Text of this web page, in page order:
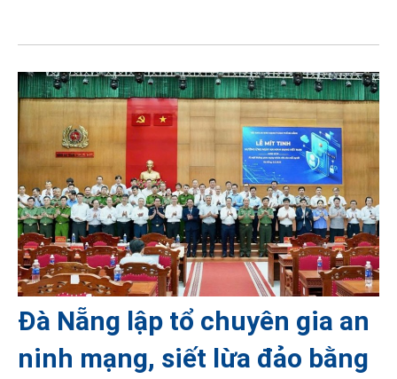
Đà Nẵng lập tổ chuyên gia an
ninh mạng, siết lừa đảo bằng